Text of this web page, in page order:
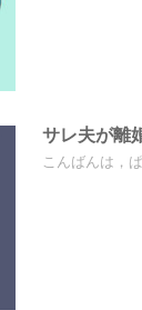
サレ夫が離
こんばんは，